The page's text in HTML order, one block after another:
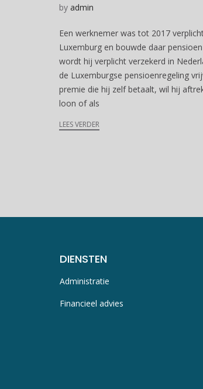
by admin
Een werknemer was tot 2017
Luxemburg en bouwde daar
wordt hij verplicht verzekerd in
de Luxemburgse pensioenregeling
premie die hij zelf betaalt, wil hij
loon of als
LEES VERDER
DIENSTEN
Administratie
Financieel advies